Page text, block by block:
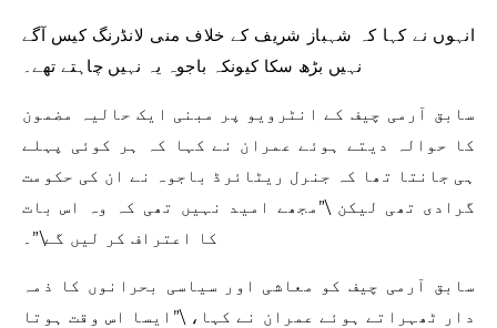
انہوں نے کہا کہ شہباز شریف کے خلاف منی لانڈرنگ کیس آگے
نہیں بڑھ سکا کیونکہ باجوہ یہ نہیں چاہتے تھے۔
سابق آرمی چیف کے انٹرویو پر مبنی ایک حالیہ مضمون
کا حوالہ دیتے ہوئے عمران نے کہا کہ ہر کوئی پہلے
ہی جانتا تھا کہ جنرل ریٹائرڈ باجوہ نے ان کی حکومت
گرادی تھی لیکن \”مجھے امید نہیں تھی کہ وہ اس بات
کا اعتراف کر لیں گے\”۔
سابق آرمی چیف کو معاشی اور سیاسی بحرانوں کا ذمہ
دار ٹھہراتے ہوئے عمران نے کہا، \”ایسا اس وقت ہوتا